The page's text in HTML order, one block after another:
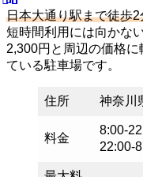
日本大通り駅まで徒歩2
短時間利用には向かな
2,300円と周辺の価格
ている駐車場です。
住所 神奈川
料金
8:00-
22:00-